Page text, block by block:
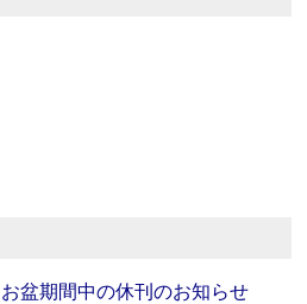
盆期間中の休刊のお知らせ